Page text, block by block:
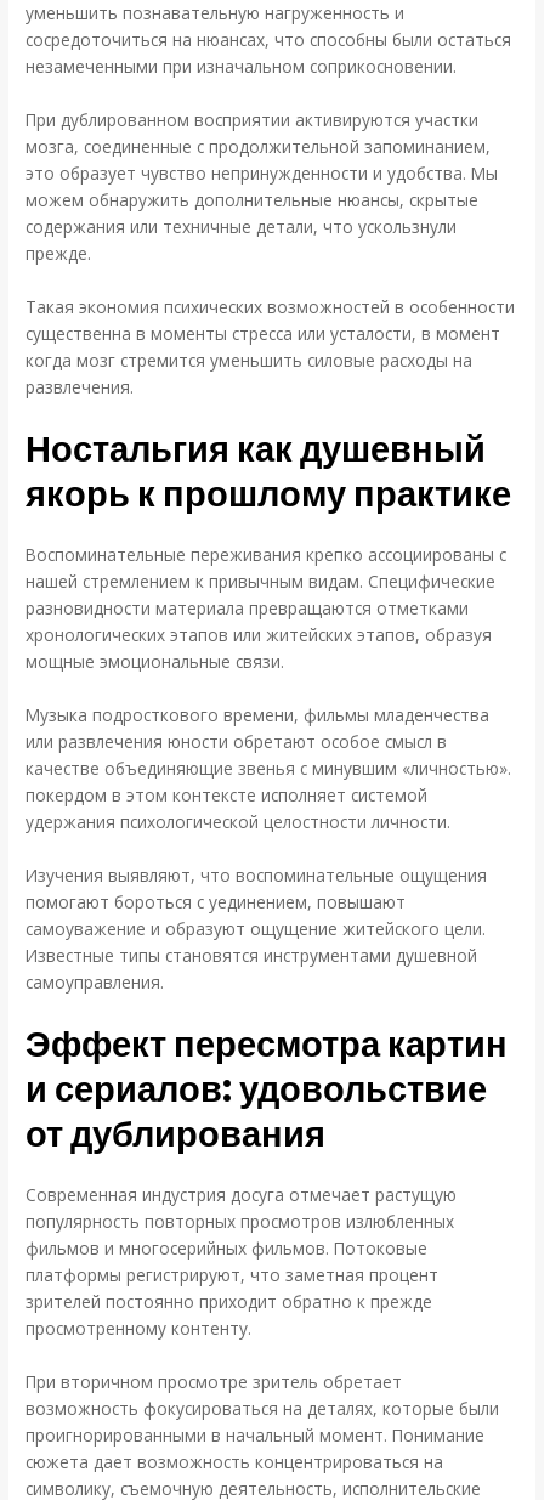
уменьшить познавательную нагруженность и
сосредоточиться на нюансах, что способны были остаться
незамеченными при изначальном соприкосновении.
При дублированном восприятии активируются участки
мозга, соединенные с продолжительной запоминанием,
это образует чувство непринужденности и удобства. Мы
можем обнаружить дополнительные нюансы, скрытые
содержания или техничные детали, что ускользнули
прежде.
Такая экономия психических возможностей в особенности
существенна в моменты стресса или усталости, в момент
когда мозг стремится уменьшить силовые расходы на
развлечения.
Ностальгия как душевный
якорь к прошлому практике
Воспоминательные переживания крепко ассоциированы с
нашей стремлением к привычным видам. Специфические
разновидности материала превращаются отметками
хронологических этапов или житейских этапов, образуя
мощные эмоциональные связи.
Музыка подросткового времени, фильмы младенчества
или развлечения юности обретают особое смысл в
качестве объединяющие звенья с минувшим «личностью».
покердом в этом контексте исполняет системой
удержания психологической целостности личности.
Изучения выявляют, что воспоминательные ощущения
помогают бороться с уединением, повышают
самоуважение и образуют ощущение житейского цели.
Известные типы становятся инструментами душевной
самоуправления.
Эффект пересмотра картин
и сериалов: удовольствие
от дублирования
Современная индустрия досуга отмечает растущую
популярность повторных просмотров излюбленных
фильмов и многосерийных фильмов. Потоковые
платформы регистрируют, что заметная процент
зрителей постоянно приходит обратно к прежде
просмотренному контенту.
При вторичном просмотре зритель обретает
возможность фокусироваться на деталях, которые были
проигнорированными в начальный момент. Понимание
сюжета дает возможность концентрироваться на
символику, съемочную деятельность, исполнительские